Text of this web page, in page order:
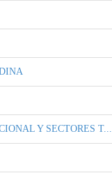
Y SECTORES T...